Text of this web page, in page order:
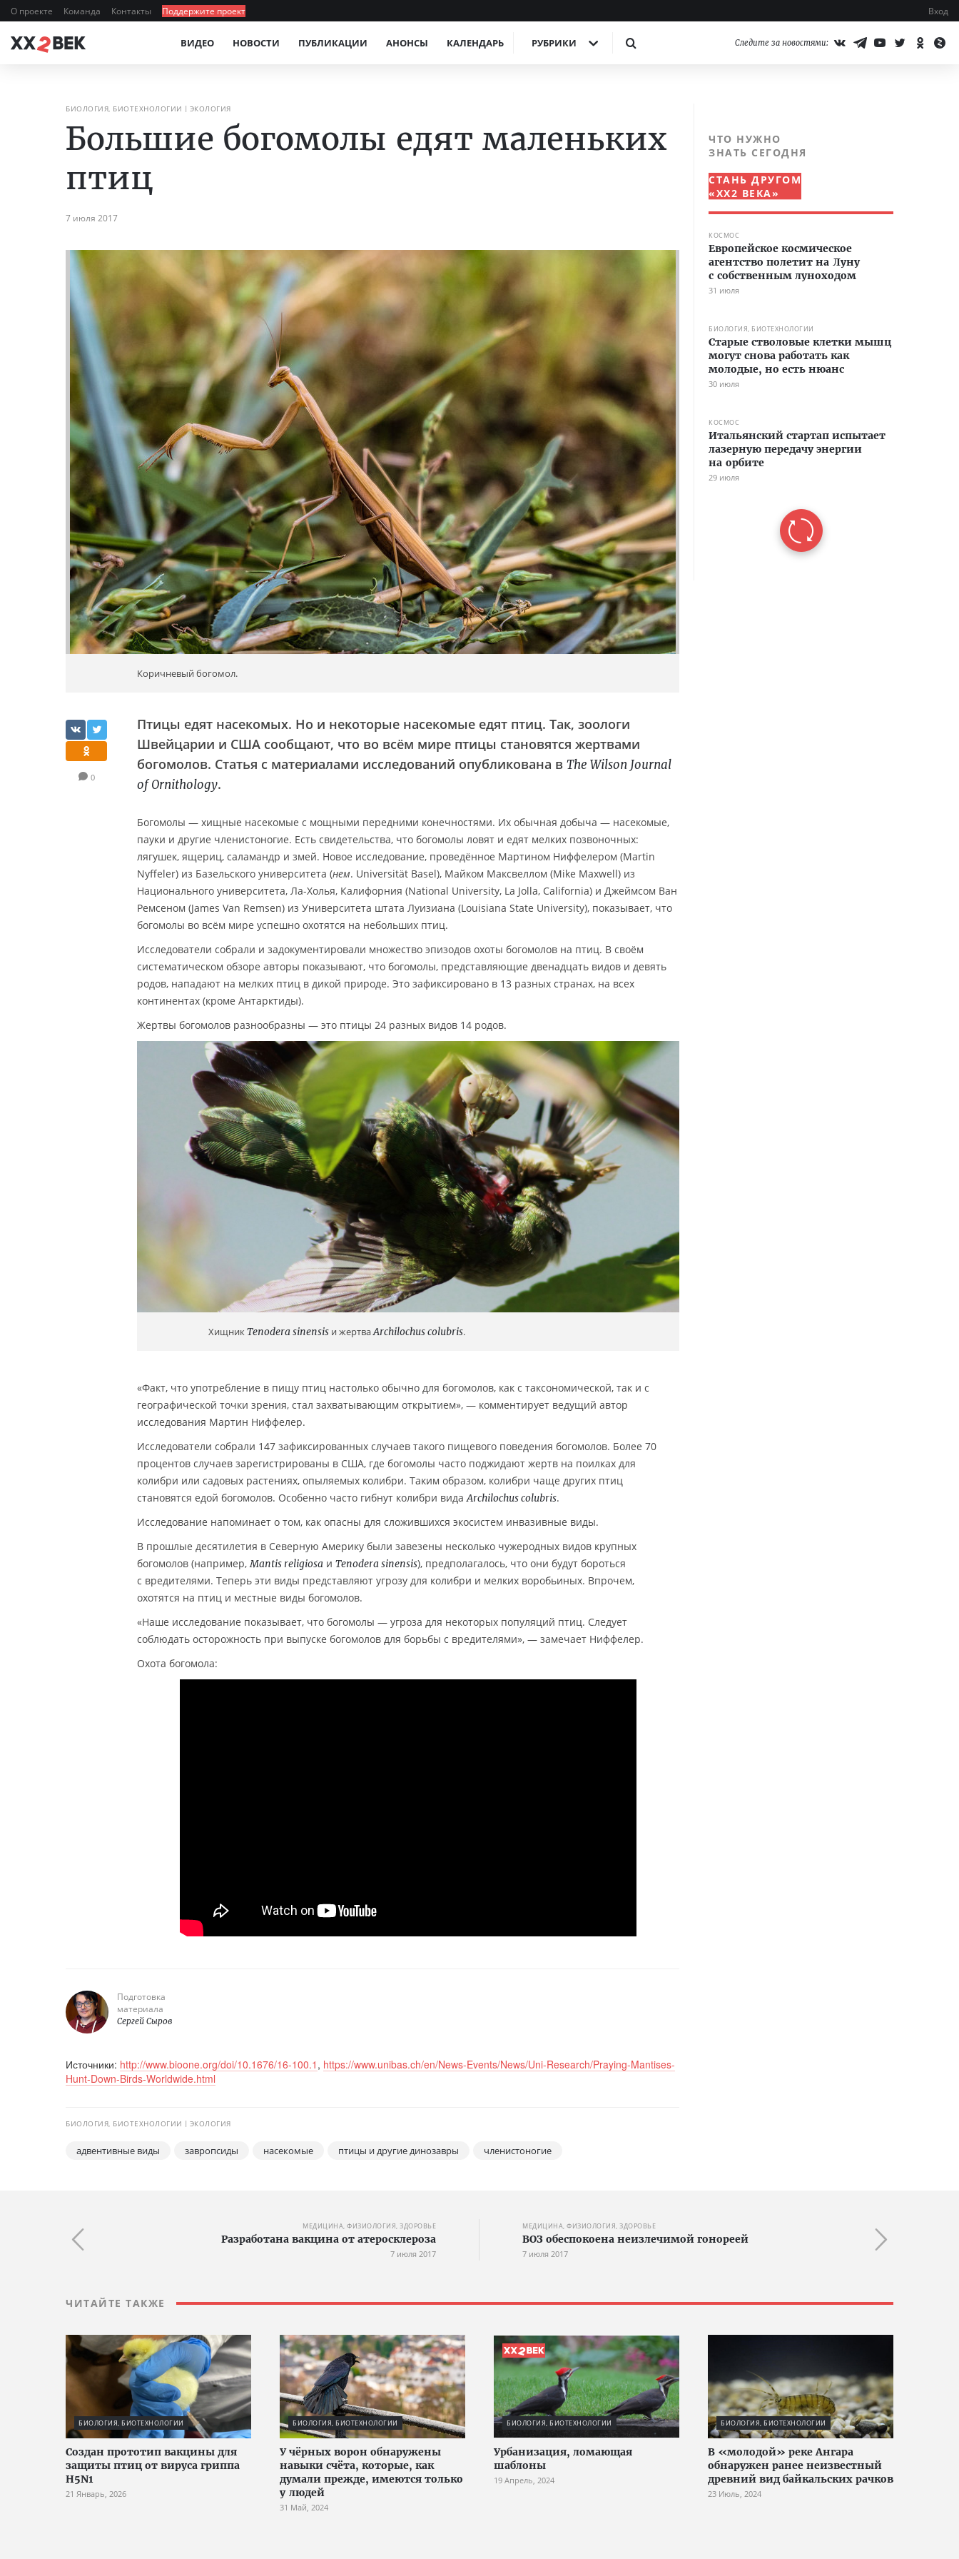
О проекте Команда Контакты Поддержите проект Вход
ВИДЕО НОВОСТИ ПУБЛИКАЦИИ АНОНСЫ КАЛЕНДАРЬ РУБРИКИ Следите за новостями:
БИОЛОГИЯ, БИОТЕХНОЛОГИИ ЭКОЛОГИЯ
Большие богомолы едят маленьких
птиц
7 июля 2017
Коричневый богомол.
0
Птицы едят насекомых. Но и некоторые насекомые едят птиц. Так, зоологи
Швейцарии и США сообщают, что во всём мире птицы становятся жертвами
богомолов. Статья с материалами исследований опубликована в The Wilson Journal
of Ornithology.
Богомолы — хищные насекомые с мощными передними конечностями. Их обычная добыча — насекомые,
пауки и другие членистоногие. Есть свидетельства, что богомолы ловят и едят мелких позвоночных:
лягушек, ящериц, саламандр и змей. Новое исследование, проведённое Мартином Ниффелером (Martin
Nyffeler) из Базельского университета (нем. Universität Basel), Майком Максвеллом (Mike Maxwell) из
Национального университета, Ла-Холья, Калифорния (National University, La Jolla, California) и Джеймсом Ван
Ремсеном (James Van Remsen) из Университета штата Луизиана (Louisiana State University), показывает, что
богомолы во всём мире успешно охотятся на небольших птиц.
Исследователи собрали и задокументировали множество эпизодов охоты богомолов на птиц. В своём
систематическом обзоре авторы показывают, что богомолы, представляющие двенадцать видов и девять
родов, нападают на мелких птиц в дикой природе. Это зафиксировано в 13 разных странах, на всех
континентах (кроме Антарктиды).
Жертвы богомолов разнообразны — это птицы 24 разных видов 14 родов.
ХищникTenodera sinensis и жертваArchilochus colubris.
«Факт, что употребление в пищу птиц настолько обычно для богомолов, как с таксономической, так и с
географической точки зрения, стал захватывающим открытием», — комментирует ведущий автор
исследования Мартин Ниффелер.
Исследователи собрали 147 зафиксированных случаев такого пищевого поведения богомолов. Более 70
процентов случаев зарегистрированы в США, где богомолы часто поджидают жертв на поилках для
колибри или садовых растениях, опыляемых колибри. Таким образом, колибри чаще других птиц
становятся едой богомолов. Особенно часто гибнут колибри видаArchilochus colubris.
Исследование напоминает о том, как опасны для сложившихся экосистем инвазивные виды.
В прошлые десятилетия в Северную Америку были завезены несколько чужеродных видов крупных
богомолов (например,Mantis religiosa и Tenodera sinensis), предполагалось, что они будут бороться
с вредителями. Теперь эти виды представляют угрозу для колибри и мелких воробьиных. Впрочем,
охотятся на птиц и местные виды богомолов.
«Наше исследование показывает, что богомолы — угроза для некоторых популяций птиц. Следует
соблюдать осторожность при выпуске богомолов для борьбы с вредителями», — замечает Ниффелер.
Охота богомола:
Подготовка
материала
Сергей Сыров
Источники: http://www.bioone.org/doi/10.1676/16-100.1 , https://www.unibas.ch/en/News-Events/News/Uni-Research/Praying-Mantises-
Hunt-Down-Birds-Worldwide.html
БИОЛОГИЯ, БИОТЕХНОЛОГИИ ЭКОЛОГИЯ
адвентивные виды завропсиды насекомые птицы и другие динозавры членистоногие
ЧТО НУЖНО
ЗНАТЬ СЕГОДНЯ
СТАНЬ ДРУГОМ
«XX2 ВЕКА»
КОСМОС
Европейское космическое
агентство полетит на Луну
с собственным луноходом
31 июля
БИОЛОГИЯ, БИОТЕХНОЛОГИИ
Старые стволовые клетки мышц
могут снова работать как
молодые, но есть нюанс
30 июля
КОСМОС
Итальянский стартап испытает
лазерную передачу энергии
на орбите
29 июля
МЕДИЦИНА, ФИЗИОЛОГИЯ, ЗДОРОВЬЕ
Разработана вакцина от атеросклероза
7 июля 2017
МЕДИЦИНА, ФИЗИОЛОГИЯ, ЗДОРОВЬЕ
ВОЗ обеспокоена неизлечимой гонореей
7 июля 2017
ЧИТАЙТЕ ТАКЖЕ
БИОЛОГИЯ, БИОТЕХНОЛОГИИ
Создан прототип вакцины для
защиты птиц от вируса гриппа
H5N1
21 Январь, 2026
БИОЛОГИЯ, БИОТЕХНОЛОГИИ
У чёрных ворон обнаружены
навыки счёта, которые, как
думали прежде, имеются только
у людей
31 Май, 2024
БИОЛОГИЯ, БИОТЕХНОЛОГИИ
Урбанизация, ломающая
шаблоны
19 Апрель, 2024
БИОЛОГИЯ, БИОТЕХНОЛОГИИ
В «молодой» реке Ангара
обнаружен ранее неизвестный
древний вид байкальских рачков
23 Июль, 2024